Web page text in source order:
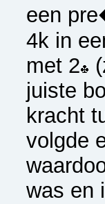
een
4k in
met 2
juiste
kracht
volgde
was en